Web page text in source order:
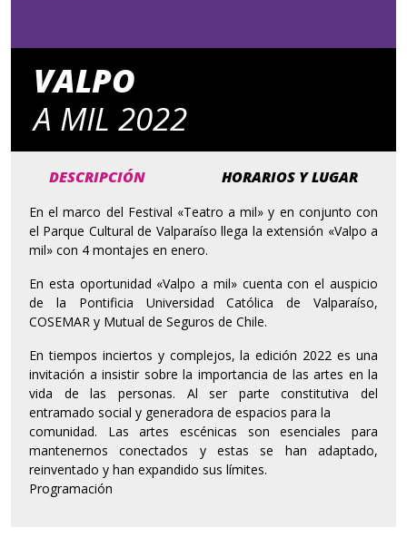
VALPO
A MIL 2022
DESCRIPCIÓN HORARIOS Y LUGAR
En el marco del Festival «Teatro a mil» y en conjunto con
el Parque Cultural de Valparaíso llega la extensión «Valpo a
mil» con 4 montajes en enero.
En esta oportunidad «Valpo a mil» cuenta con el auspicio
de la Pontificia Universidad Católica de Valparaíso,
COSEMAR y Mutual de Seguros de Chile.
En tiempos inciertos y complejos, la edición 2022 es una
invitación a insistir sobre la importancia de las artes en la
vida de las personas. Al ser parte constitutiva del
entramado social y generadora de espacios para la
comunidad. Las artes escénicas son esenciales para
mantenernos conectados y estas se han adaptado,
reinventado y han expandido sus límites.
Programación